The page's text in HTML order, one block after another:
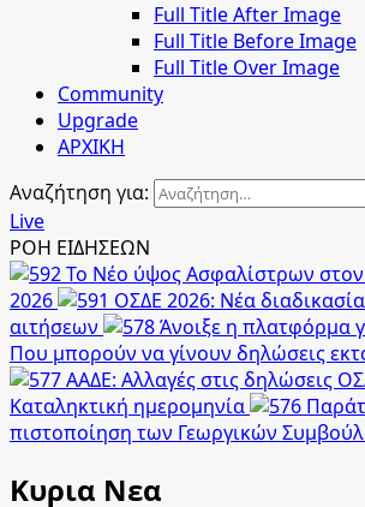
Full Title After Image
Full Title Before Image
Full Title Over Image
Community
Upgrade
ΑΡΧΙΚΗ
Αναζήτηση για:
Live
ΡΟΗ ΕΙΔΗΣΕΩΝ
Το Νέο ύψος Ασφαλίστρων στον
2026
ΟΣΔΕ 2026: Νέα
αιτήσεων
Άνοιξε η πλατφόρμα
Που μπορούν να γίνουν δηλώσεις
ΑΑΔΕ: Αλλαγές στις δηλώσεις
Καταληκτική ημερομηνία
πιστοποίηση των Γεωργικών
Κυρια Νεα